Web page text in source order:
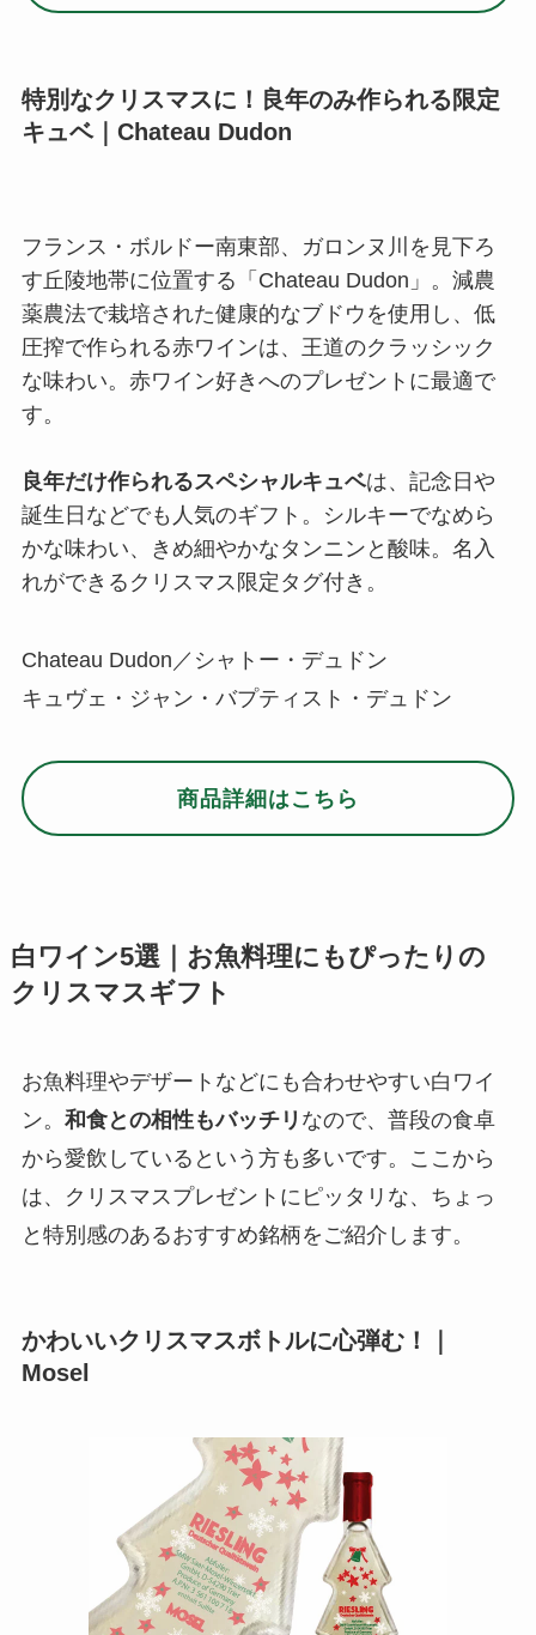
特別なクリスマスに！良年のみ作られる限定
キュベ｜Chateau Dudon
フランス・ボルドー南東部、ガロンヌ川を見下ろ
す丘陵地帯に位置する「Chateau Dudon」。減農
薬農法で栽培された健康的なブドウを使用し、低
圧搾で作られる赤ワインは、王道のクラッシック
な味わい。赤ワイン好きへのプレゼントに最適で
す。
良年だけ作られるスペシャルキュベは、記念日や
誕生日などでも人気のギフト。シルキーでなめら
かな味わい、きめ細やかなタンニンと酸味。名入
れができるクリスマス限定タグ付き。
Chateau Dudon／シャトー・デュドン
キュヴェ・ジャン・バプティスト・デュドン
商品詳細はこちら
白ワイン5選｜お魚料理にもぴったりの
クリスマスギフト
お魚料理やデザートなどにも合わせやすい白ワイ
ン。 和食との相性もバッチリ なので、普段の食卓
から愛飲しているという方も多いです。ここから
は、クリスマスプレゼントにピッタリな、ちょっ
と特別感のあるおすすめ銘柄をご紹介します。
かわいいクリスマスボトルに心弾む！｜
Mosel